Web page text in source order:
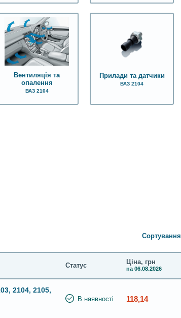
Вентиляція та
опалення
ВАЗ 2104
Прилади та датчики
ВАЗ 2104
Сортування
Статус Ціна, грн
на 06.08.2026
2104, 2105,
В наявності 118,14